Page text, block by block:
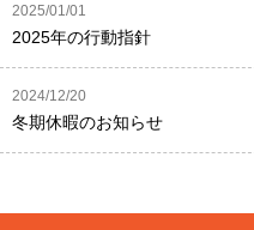
2025/01/01
2025年の行動指針
2024/12/20
冬期休暇のお知らせ